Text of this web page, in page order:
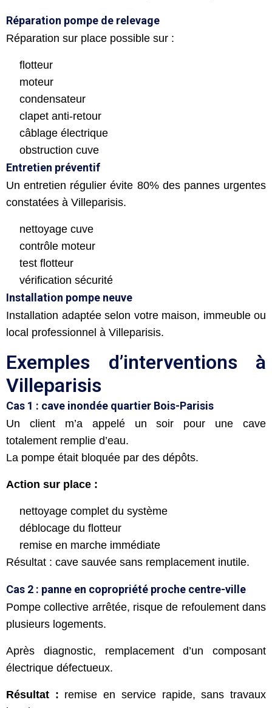
Réparation pompe de relevage
Réparation sur place possible sur :
flotteur
moteur
condensateur
clapet anti-retour
câblage électrique
obstruction cuve
Entretien préventif
Un entretien régulier évite 80% des pannes urgentes
constatées à Villeparisis.
nettoyage cuve
contrôle moteur
test flotteur
vérification sécurité
Installation pompe neuve
Installation adaptée selon votre maison, immeuble ou
local professionnel à Villeparisis.
Exemples d’interventions à
Villeparisis
Cas 1 : cave inondée quartier Bois-Parisis
Un client m’a appelé un soir pour une cave
totalement remplie d’eau.
La pompe était bloquée par des dépôts.
Action sur place :
nettoyage complet du système
déblocage du flotteur
remise en marche immédiate
Résultat : cave sauvée sans remplacement inutile.
Cas 2 : panne en copropriété proche centre-ville
Pompe collective arrêtée, risque de refoulement dans
plusieurs logements.
Après diagnostic, remplacement d’un composant
électrique défectueux.
Résultat : remise en service rapide, sans travaux